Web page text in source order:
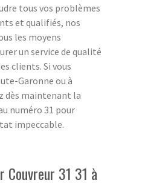
tous vos problèmes
et qualifiés, nos
les moyens
un service de qualité
clients. Si vous
Garonne ou à
dès maintenant la
numéro 31 pour
impeccable.
Couvreur 31 31 à